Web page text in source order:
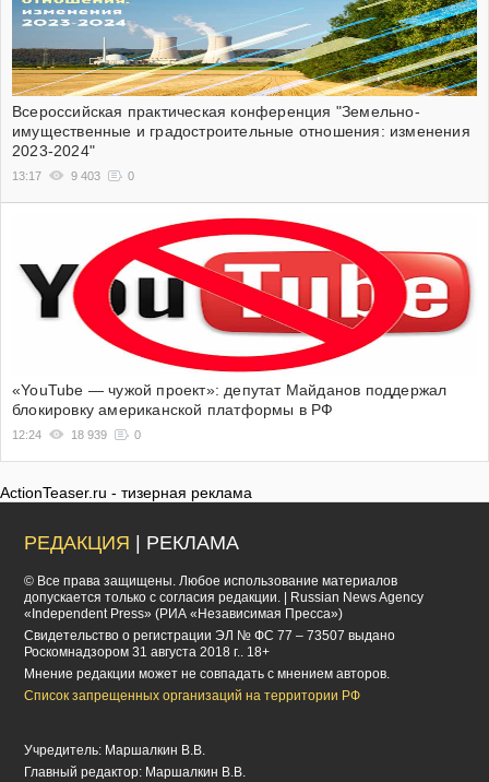
Всероссийская практическая конференция "Земельно-
имущественные и градостроительные отношения: изменения
2023-2024"
13:17 9 403 0
«YouTube — чужой проект»: депутат Майданов поддержал
блокировку американской платформы в РФ
12:24 18 939 0
ActionTeaser.ru - тизерная реклама
РЕДАКЦИЯ | РЕКЛАМА
© Все права защищены. Любое использование материалов
допускается только с согласия редакции. | Russian News Agency
«Independent Press» (РИА «Независимая Пресса»)
Cвидетельство о регистрации ЭЛ № ФС 77 – 73507 выдано
Роскомнадзором 31 августа 2018 г.. 18+
Мнение редакции может не совпадать с мнением авторов.
Список запрещенных организаций на территории РФ
Учредитель: Маршалкин В.В.
Главный редактор: Маршалкин В.В.